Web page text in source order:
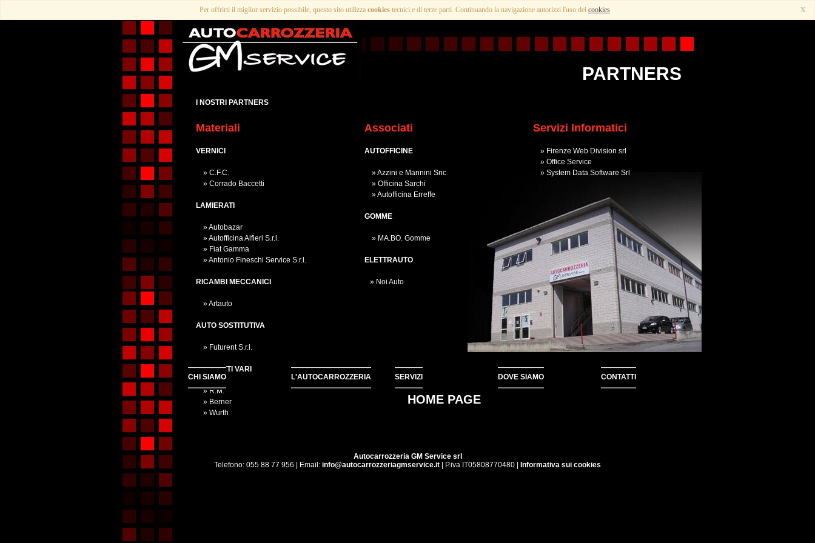
x
Per offrirti il miglior servizio possibile, questo sito utilizza cookies tecnici e di terze parti. Continuando la navigazione autorizzi l'uso dei cookies
PARTNERS
I NOSTRI PARTNERS
Materiali
VERNICI
» C.F.C.
» Corrado Baccetti
LAMIERATI
» Autobazar
» Autofficina Alfieri S.r.l.
» Fiat Gamma
» Antonio Fineschi Service S.r.l.
RICAMBI MECCANICI
» Artauto
AUTO SOSTITUTIVA
» Futurent S.r.l.
PRODOTTI VARI
» R.M.
» Berner
» Wurth
Associati
AUTOFFICINE
» Azzini e Mannini Snc
» Officina Sarchi
» Autofficina Erreffe
GOMME
» MA.BO. Gomme
ELETTRAUTO
» Noi Auto
Servizi Informatici
» Firenze Web Division srl
» Office Service
» System Data Software Srl
CHI SIAMO L'AUTOCARROZZERIA SERVIZI DOVE SIAMO CONTATTI
HOME PAGE
Autocarrozzeria GM Service srl
Telefono: 055 88 77 956 | Email: info@autocarrozzeriagmservice.it | P.iva IT05808770480 | Informativa sui cookies